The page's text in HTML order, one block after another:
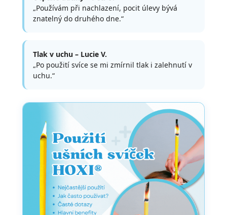
„Používám při nachlazení, pocit úlevy bývá
znatelný do druhého dne.“
Tlak v uchu – Lucie V.
„Po použití svíce se mi zmírnil tlak i zalehnutí v
uchu.“